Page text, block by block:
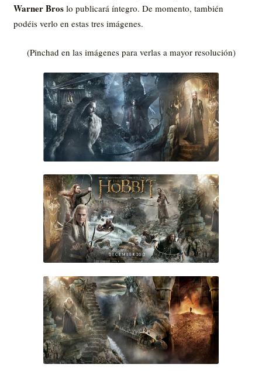
Warner Broslo publicará íntegro. De momento, también
podéis verlo en estas tres imágenes.
(Pinchad en las imágenes para verlas a mayor resolución)